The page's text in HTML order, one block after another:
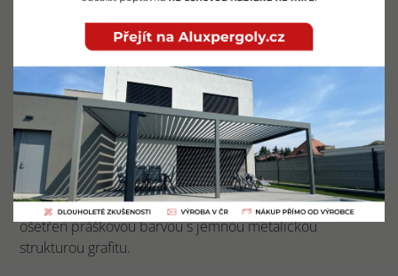
velké plochy teras až do šíře 6 m x 4,5 m v jednom
Ancona na dálkové ovládání. Všechny stěny této pergoly
je možné osadit screenovými roletami, nebo posuvným
bezrámovým zasklením.
Konstrukce pergoly je tvořena vysoce odolnými
hliníkovými profily 120 x 120 x 4 mm spojenými vnitřními
spojkami z hliníkového odlitku. Povrch konstrukce je
ošetřen práškovou barvou s jemnou metalickou
strukturou grafitu.